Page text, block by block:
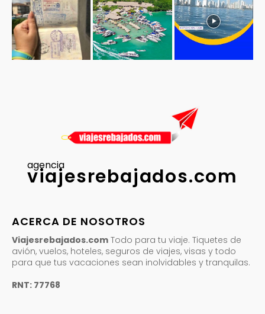
agencia
viajesrebajados.com
ACERCA DE NOSOTROS
Viajesrebajados.com Todo para tu viaje. Tiquetes de
avión, vuelos, hoteles, seguros de viajes, visas y todo
para que tus vacaciones sean inolvidables y tranquilas.
RNT: 77768